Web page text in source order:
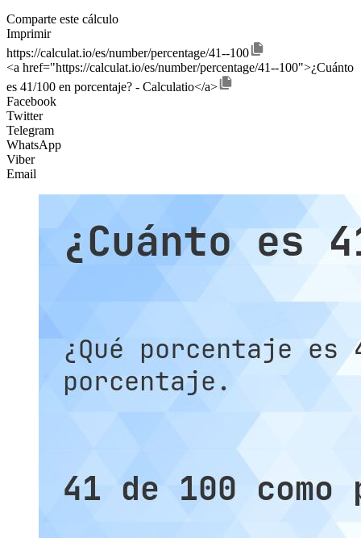
Comparte este cálculo
Imprimir
https://calculat.io/es/number/percentage/41--100
<a href="https://calculat.io/es/number/percentage/41--100">¿Cuánto
es 41/100 en porcentaje? - Calculatio</a>
Facebook
Twitter
Telegram
WhatsApp
Viber
Email